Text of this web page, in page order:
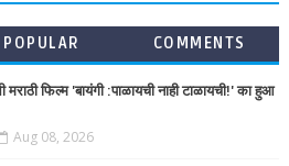
POPULAR COMMENTS
फिल्म 'बायंगी :पाळायची नाही टाळायची!' का हुआ
Aug 08, 2026